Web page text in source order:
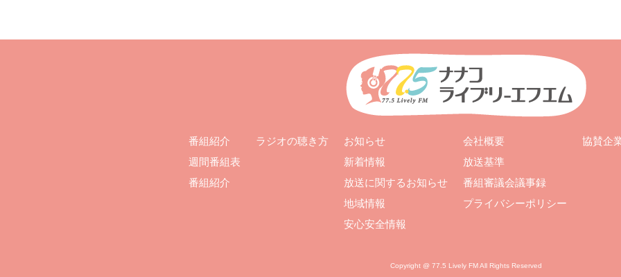
番組紹介
週間番組表
番組紹介
ラジオの聴き方 お知らせ
新着情報
放送に関するお知らせ
地域情報
安心安全情報
会社概要
放送基準
番組審議会議事録
プライバシーポリシー
協賛企
Copyright @ 77.5 Lively FM All Rights Reserved